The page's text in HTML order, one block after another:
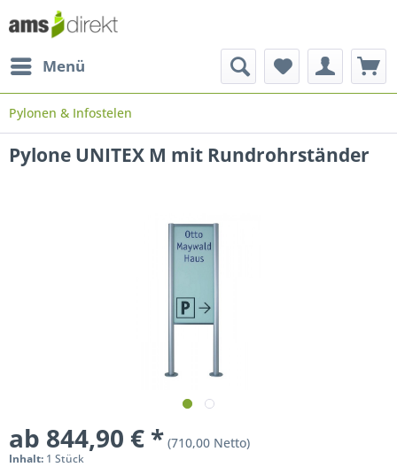
Menü
Pylonen & Infostelen
Pylone UNITEX M mit Rundrohrständer
ab 844,90 € * (710,00 Netto)
Inhalt: 1 Stück